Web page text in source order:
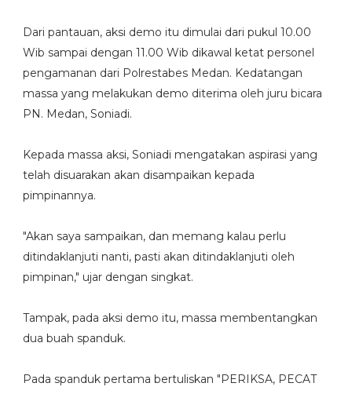
Dari pantauan, aksi demo itu dimulai dari pukul 10.00
Wib sampai dengan 11.00 Wib dikawal ketat personel
pengamanan dari Polrestabes Medan. Kedatangan
massa yang melakukan demo diterima oleh juru bicara
PN. Medan, Soniadi.
Kepada massa aksi, Soniadi mengatakan aspirasi yang
telah disuarakan akan disampaikan kepada
pimpinannya.
"Akan saya sampaikan, dan memang kalau perlu
ditindaklanjuti nanti, pasti akan ditindaklanjuti oleh
pimpinan," ujar dengan singkat.
Tampak, pada aksi demo itu, massa membentangkan
dua buah spanduk.
Pada spanduk pertama bertuliskan "PERIKSA, PECAT